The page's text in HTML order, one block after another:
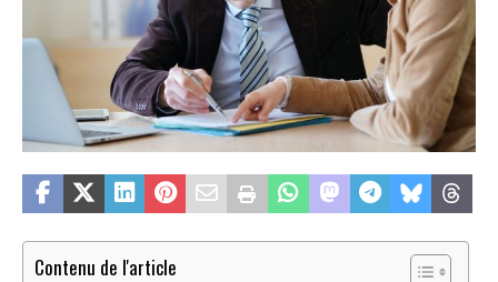
Contenu de l'article